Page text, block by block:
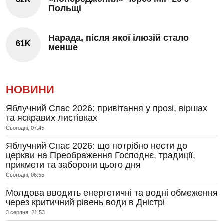
Польщі
61K
Нарада, після якої ілюзій стало
менше
НОВИНИ
Яблучний Спас 2026: привітання у прозі, віршах
та яскравих листівках
Сьогодні, 07:45
Яблучний Спас 2026: що потрібно нести до
церкви на Преображення Господнє, традиції,
прикмети та заборони цього дня
Сьогодні, 06:55
Молдова вводить енергетичні та водні обмеження
через критичний рівень води в Дністрі
3 серпня, 21:53